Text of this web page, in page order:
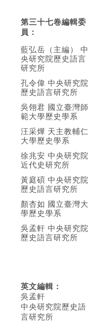
第三十七卷編輯委
員：
藍弘岳（主編） 中
央研究院歷史語言
研究所
孔令偉 中央研究院
歷史語言研究所
吳翎君 國立臺灣師
範大學歷史學系
汪采燁 天主教輔仁
大學歷史學系
徐兆安 中央研究院
近代史研究所
黃庭碩 中央研究院
歷史語言研究所
顏杏如 國立臺灣大
學歷史學系
吳孟軒 中央研究院
歷史語言研究所
英文編輯 ：
吳孟軒
中央研究院歷史語
言研究所